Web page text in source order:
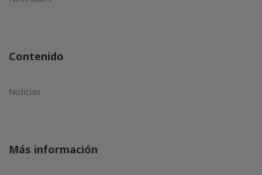
Contenido
Noticias
Más información